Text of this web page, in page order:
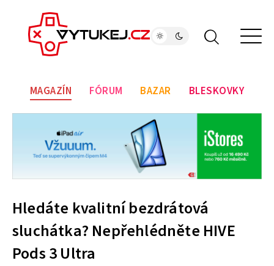
MAGAZÍN FÓRUM BAZAR BLESKOVKY
Hledáte kvalitní bezdrátová
sluchátka? Nepřehlédněte HIVE
Pods 3 Ultra